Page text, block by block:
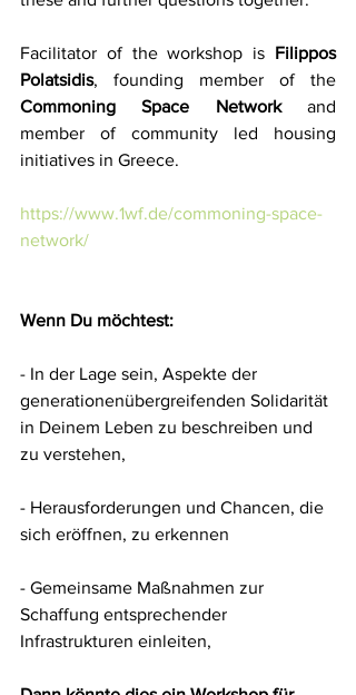
Facilitator of the workshop is Filippos
Polatsidis
Commoning Space Network and
member of community led housing
initiatives in Greece.
https://www.1wf.de/commoning-space-
network/
Wenn Du möchtest:
- In der Lage sein, Aspekte der
generationenübergreifenden Solidarität
in Deinem Leben zu beschreiben und
zu verstehen,
- Herausforderungen und Chancen, die
sich eröffnen, zu erkennen
- Gemeinsame Maßnahmen zur
Schaffung entsprechender
Infrastrukturen einleiten,